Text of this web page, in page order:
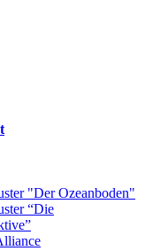
"Der Ozeanboden"
“Die